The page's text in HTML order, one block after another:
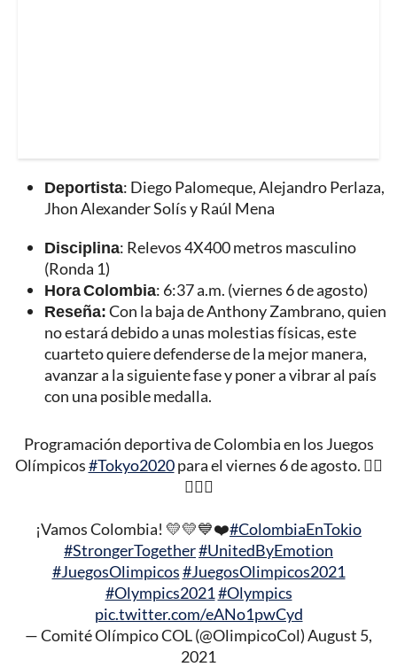
Deportista: Diego Palomeque, Alejandro Perlaza,
Jhon Alexander Solís y Raúl Mena
Disciplina: Relevos 4X400 metros masculino
(Ronda 1)
Hora Colombia: 6:37 a.m. (viernes 6 de agosto)
Reseña:Con la baja de Anthony Zambrano, quien
no estará debido a unas molestias físicas, este
cuarteto quiere defenderse de la mejor manera,
avanzar a la siguiente fase y poner a vibrar al país
con una posible medalla.
Programación deportiva de Colombia en los Juegos
Olímpicos#Tokyo2020para el viernes 6 de agosto. 🏌️‍♀️
🏃‍♀️🏃
¡Vamos Colombia! 💛💛💙❤️#ColombiaEnTokio
#StrongerTogether#UnitedByEmotion
#JuegosOlimpicos#JuegosOlimpicos2021
#Olympics2021#Olympics
pic.twitter.com/eANo1pwCyd
— Comité Olímpico COL (@OlimpicoCol)August 5,
2021